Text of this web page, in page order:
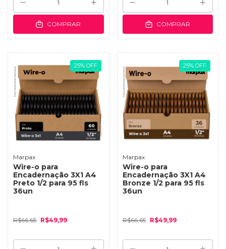
COMPRAR COMPRAR
25% OFF
Marpax
Wire-o para
Encadernação 3X1 A4
Preto 1/2 para 95 fls
36un
R$66,65 R$49,99
25% OFF
Marpax
Wire-o para
Encadernação 3X1 A4
Bronze 1/2 para 95 fls
36un
R$66,65 R$49,99